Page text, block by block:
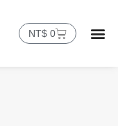
NT$ 0